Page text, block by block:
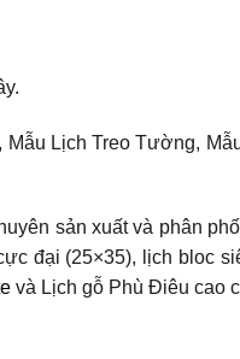
Lịch Treo Tường,
sản xuất và phân
đại (25×35), lịch bloc
và Lịch gỗ Phù Điêu cao